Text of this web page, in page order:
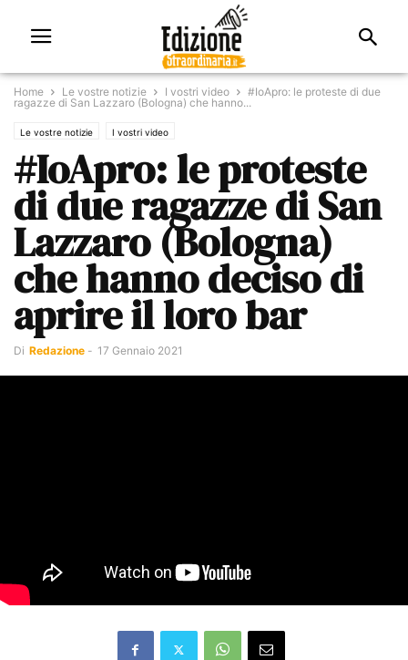
Home Le vostre notizie I vostri video
#IoApro: le proteste di due
ragazze di San Lazzaro (Bologna) che hanno...
Le vostre notizie I vostri video
#IoApro: le proteste
di due ragazze di San
Lazzaro (Bologna)
che hanno deciso di
aprire il loro bar
Di Redazione - 17 Gennaio 2021